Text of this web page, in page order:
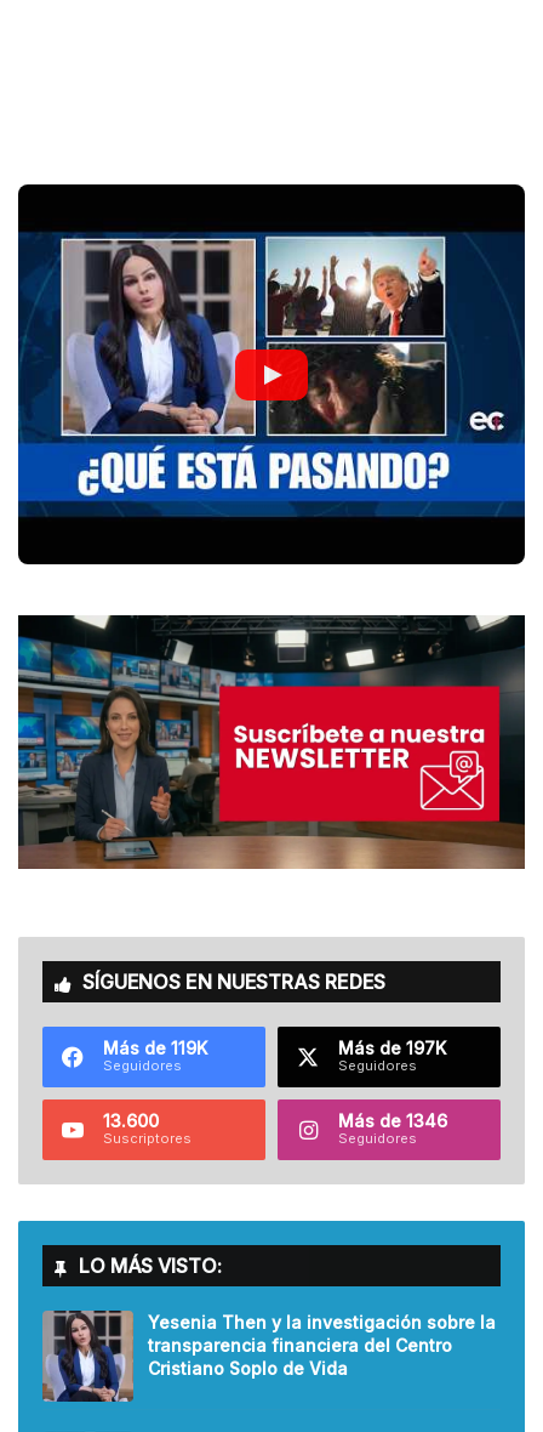
SÍGUENOS EN NUESTRAS REDES
Más de 119K
Seguidores
Más de 197K
Seguidores
13.600
Suscriptores
Más de 1346
Seguidores
LO MÁS VISTO:
Yesenia Then y la investigación sobre la
transparencia financiera del Centro
Cristiano Soplo de Vida